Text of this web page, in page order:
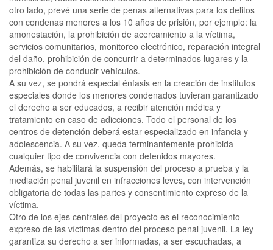
otro lado, prevé una serie de penas alternativas para los delitos
con condenas menores a los 10 años de prisión, por ejemplo: la
amonestación, la prohibición de acercamiento a la víctima,
servicios comunitarios, monitoreo electrónico, reparación integral
del daño, prohibición de concurrir a determinados lugares y la
prohibición de conducir vehículos.
A su vez, se pondrá especial énfasis en la creación de institutos
especiales donde los menores condenados tuvieran garantizado
el derecho a ser educados, a recibir atención médica y
tratamiento en caso de adicciones. Todo el personal de los
centros de detención deberá estar especializado en infancia y
adolescencia. A su vez, queda terminantemente prohibida
cualquier tipo de convivencia con detenidos mayores.
Además, se habilitará la suspensión del proceso a prueba y la
mediación penal juvenil en infracciones leves, con intervención
obligatoria de todas las partes y consentimiento expreso de la
víctima.
Otro de los ejes centrales del proyecto es el reconocimiento
expreso de las víctimas dentro del proceso penal juvenil. La ley
garantiza su derecho a ser informadas, a ser escuchadas, a